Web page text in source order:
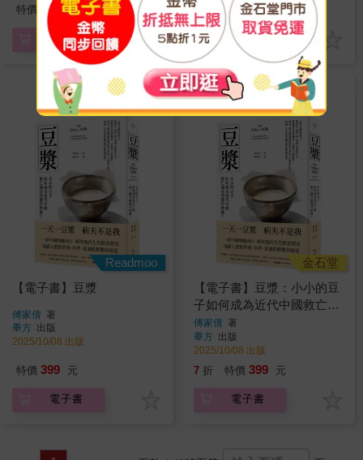
特價 385 元
電子書
79 折 特價 450 元
加入購物車
Readmoo
【電子書】豆漿
傅家倩 著
畢方 出版
2025/10/08 出版
特價 399 元
電子書
金石堂
【電子書】豆漿：小小的豆
子如何成為近代中國救亡圖
存的靈丹妙藥？
傅家倩 著
畢方 出版
2025/10/08 出版
7 折 特價 399 元
電子書